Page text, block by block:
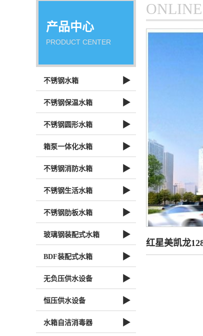
产品中心
PRODUCT CENTER
不锈钢水箱 ▶
不锈钢保温水箱 ▶
不锈钢圆形水箱 ▶
箱泵一体化水箱 ▶
不锈钢消防水箱 ▶
不锈钢生活水箱 ▶
不锈钢肋板水箱 ▶
玻璃钢装配式水箱 ▶
BDF装配式水箱 ▶
无负压供水设备 ▶
恒压供水设备 ▶
水箱自洁消毒器 ▶
红星美凯龙